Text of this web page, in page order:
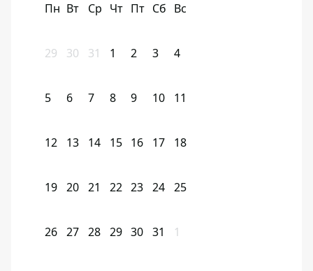
Пн Вт Ср Чт Пт Сб Вс
29 30 31 1 2 3 4
5 6 7 8 9 10 11
12 13 14 15 16 17 18
19 20 21 22 23 24 25
26 27 28 29 30 31 1